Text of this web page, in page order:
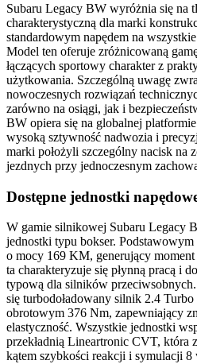
Subaru Legacy BW wyróżnia się na
charakterystyczną dla marki
standardowym napędem na
Model ten oferuje zróżnicowaną
łączących sportowy charakter z
użytkowania. Szczególną uwagę
nowoczesnych rozwiązań
zarówno na osiągi, jak i
BW opiera się na globalnej
wysoką sztywność nadwozia i
marki położyli szczególny nacisk na
jezdnych przy jednoczesnym
Dostępne jednostki
W gamie silnikowej Subaru Legacy
jednostki typu bokser.
o mocy 169 KM, generujący
ta charakteryzuje się płynną pracą i
typową dla silników
się turbodoładowany silnik 2.4
obrotowym 376 Nm, zapewniający
elastyczność. Wszystkie jednostki
przekładnią Lineartronic CVT, która
kątem szybkości reakcji i symulacji 8